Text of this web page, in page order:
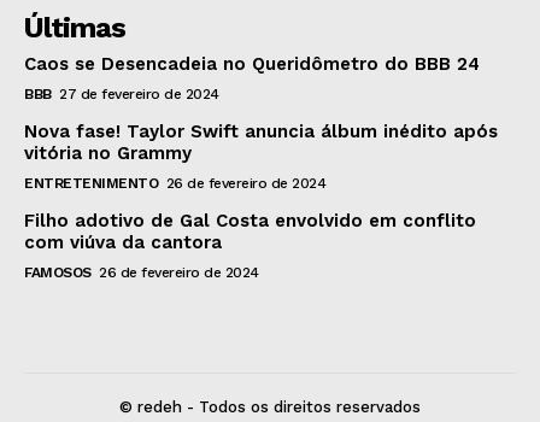
Últimas
Caos se Desencadeia no Queridômetro do BBB 24
BBB 27 de fevereiro de 2024
Nova fase! Taylor Swift anuncia álbum inédito após
vitória no Grammy
ENTRETENIMENTO 26 de fevereiro de 2024
Filho adotivo de Gal Costa envolvido em conflito
com viúva da cantora
FAMOSOS 26 de fevereiro de 2024
© redeh - Todos os direitos reservados